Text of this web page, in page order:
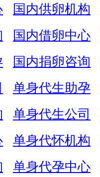
国内供卵机构
国内借卵中心
国内捐卵咨询
单身代生助孕
单身代生公司
单身代怀机构
单身代孕中心